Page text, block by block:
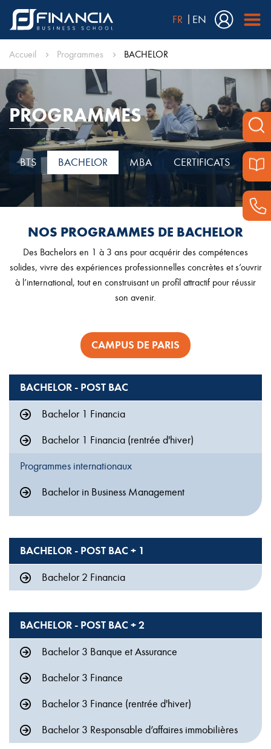
FR EN
Accueil Programmes BACHELOR
PROGRAMMES
BTS BACHELOR MBA CERTIFICATS
NOS PROGRAMMES DE BACHELOR
Des Bachelors en 1 à 3 ans pour acquérir des compétences
solides, vivre des expériences professionnelles concrètes et s’ouvrir
à l’international, tout en construisant un profil attractif pour réussir
son avenir.
CAMPUS DE PARIS
BACHELOR - POST BAC
Bachelor 1 Financia
Bachelor 1 Financia (rentrée d'hiver)
Programmes internationaux
Bachelor in Business Management
BACHELOR - POST BAC + 1
Bachelor 2 Financia
BACHELOR - POST BAC + 2
Bachelor 3 Banque et Assurance
Bachelor 3 Finance
Bachelor 3 Finance (rentrée d'hiver)
Bachelor 3 Responsable d’affaires immobilières